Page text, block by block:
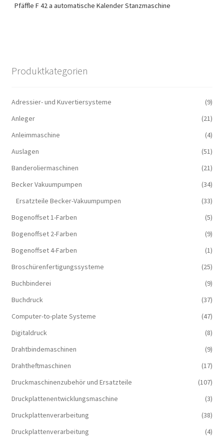
Pfäffle F 42 a automatische Kalender Stanzmaschine
Produktkategorien
Adressier- und Kuvertiersysteme
(9)
Anleger
(21)
Anleimmaschine
(4)
Auslagen
(51)
Banderoliermaschinen
(21)
Becker Vakuumpumpen
(34)
Ersatzteile Becker-Vakuumpumpen
(33)
Bogenoffset 1-Farben
(5)
Bogenoffset 2-Farben
(9)
Bogenoffset 4-Farben
(1)
Broschürenfertigungssysteme
(25)
Buchbinderei
(9)
Buchdruck
(37)
Computer-to-plate Systeme
(47)
Digitaldruck
(8)
Drahtbindemaschinen
(9)
Drahtheftmaschinen
(17)
Druckmaschinenzubehör und Ersatzteile
(107)
Druckplattenentwicklungsmaschine
(3)
Druckplattenverarbeitung
(38)
Druckplattenverarbeitung
(4)